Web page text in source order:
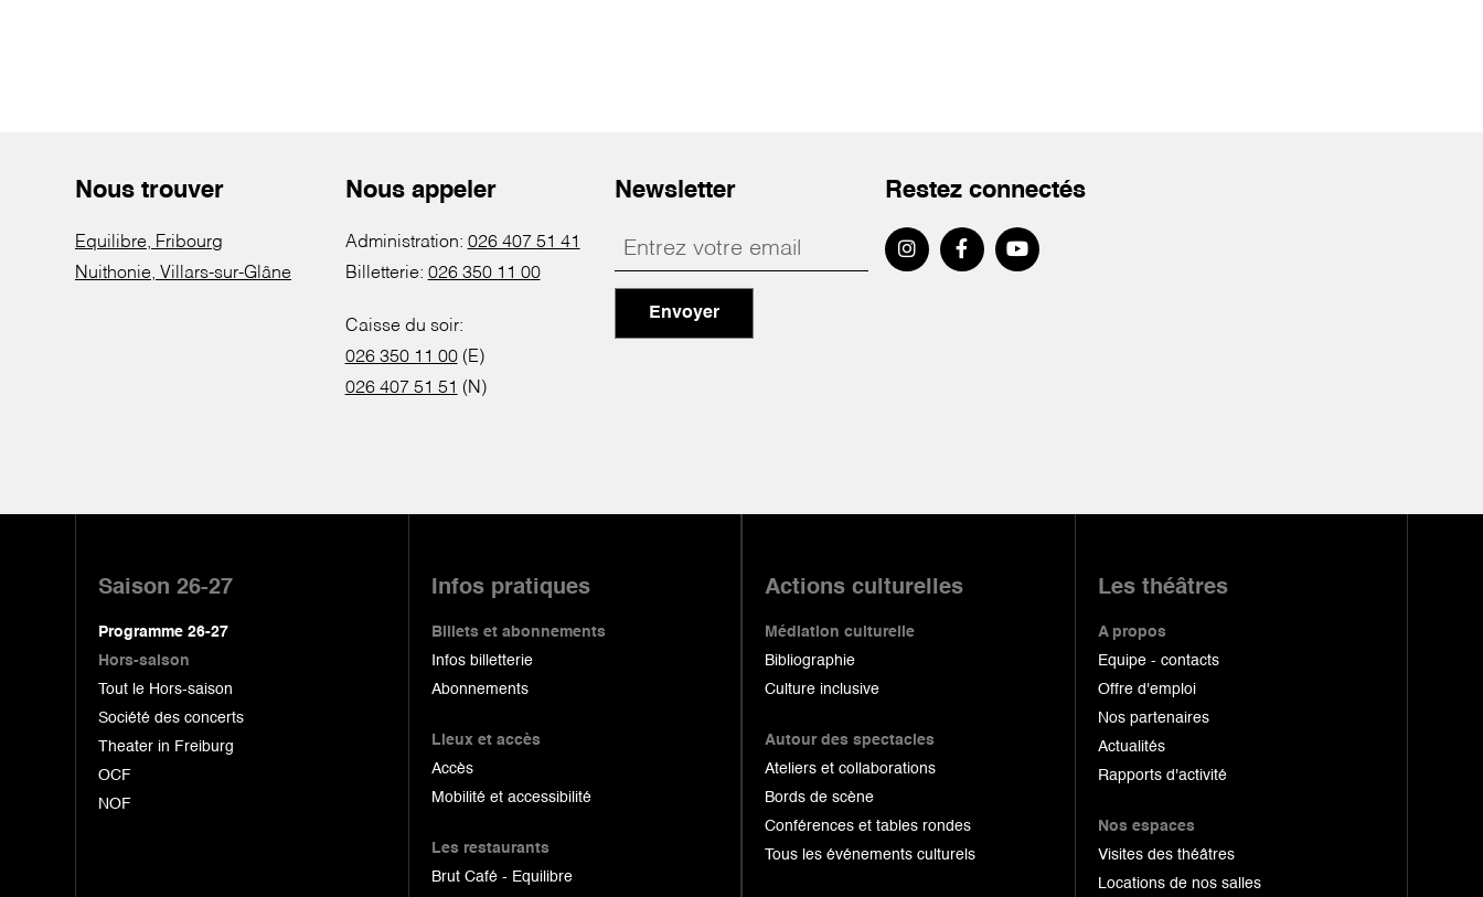
Nous trouver
Equilibre, Fribourg
Nuithonie, Villars-sur-Glâne
Nous appeler
Administration: 026 407 51 41
Billetterie: 026 350 11 00
Caisse du soir:
026 350 11 00(E)
026 407 51 51 (N)
Newsletter
Envoyer
Restez connectés
Saison 26-27
Programme 26-27
Hors-saison
Tout le Hors-saison
Société des concerts
Theater in Freiburg
OCF
NOF
Infos pratiques
Billets et abonnements
Infos billetterie
Abonnements
Lieux et accès
Accès
Mobilité et accessibilité
Les restaurants
Brut Café - Equilibre
Actions culturelles
Médiation culturelle
Bibliographie
Culture inclusive
Autour des spectacles
Ateliers et collaborations
Bords de scène
Conférences et tables rondes
Tous les événements culturels
Les théâtres
A propos
Equipe - contacts
Offre d'emploi
Nos partenaires
Actualités
Rapports d'activité
Nos espaces
Visites des théâtres
Locations de nos salles